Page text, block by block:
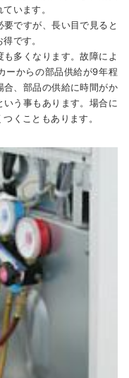
います。
ですが、長い目で見ると
です。
多くなります。故障によ
ーからの部品供給が9年程
合、部品の供給に時間がか
う事もあります。場合に
くこともあります。